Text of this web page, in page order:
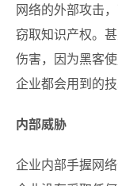
网络的外部攻击
窃取知识产权。
伤害，因为黑客
企业都会用到的
内部威胁
企业内部手握网